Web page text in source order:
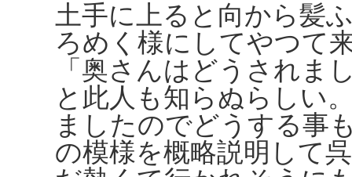
土手に上ると向から髪
ろめく様にしてやつて
「奥さんはどうされま
と此人も知らぬらしい
ましたのでどうする事
の模様を概略説明して